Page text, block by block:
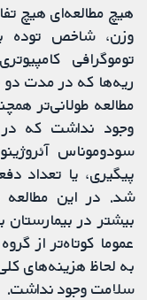
هیچ مطالعه‌ای هیچ
وزن، شاخص توده
ریه‌ها که در مدت دو
مطالعه طولانی‌تر
وجود نداشت که
سودوموناس
پیگیری، یا تعداد
شد. در این مطالعه
بیشتر در
عموما کوتاه‌تر از
به لحاظ هزینه‌های
سلامت وجود نداشت.